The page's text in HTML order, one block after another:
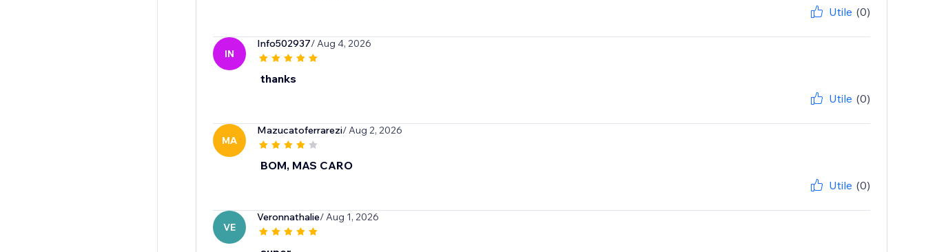
Utile (0)
IN
Info502937/ Aug 4, 2026
thanks
Utile (0)
MA
Mazucatoferrarezi/ Aug 2, 2026
BOM, MAS CARO
Utile (0)
VE
Veronnathalie/ Aug 1, 2026